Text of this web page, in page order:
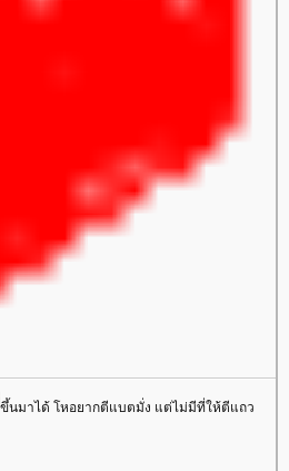
ขึ้นมาได้ โหอยากตีแบตมั่ง แต่ไม่มีที่ให้ตีแถว